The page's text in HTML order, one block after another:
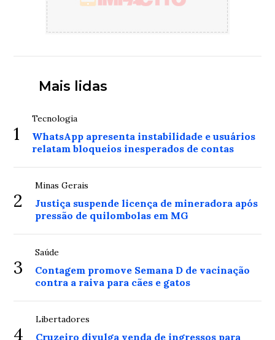
Mais lidas
1
Tecnologia
WhatsApp apresenta instabilidade e usuários
relatam bloqueios inesperados de contas
2
Minas Gerais
Justiça suspende licença de mineradora após
pressão de quilombolas em MG
3
Saúde
Contagem promove Semana D de vacinação
contra a raiva para cães e gatos
4
Libertadores
Cruzeiro divulga venda de ingressos para